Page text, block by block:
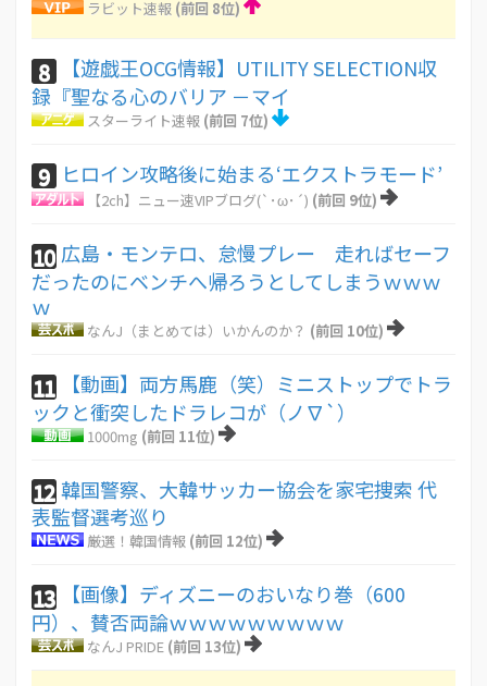
ラビット速報 (前回 8位)
8
【遊戯王OCG情報】UTILITY SELECTION収
録『聖なる心のバリア －マイ
スターライト速報 (前回 7位)
9 ヒロイン攻略後に始まる‘エクストラモード’
【2ch】ニュー速VIPブログ(`･ω･´) (前回 9位)
10 広島・モンテロ、怠慢プレー 走ればセーフ
だったのにベンチへ帰ろうとしてしまうｗｗｗ
ｗ
なんJ（まとめては）いかんのか？ (前回 10位)
11
【動画】両方馬鹿（笑）ミニストップでトラ
ックと衝突したドラレコが（ノ∇`）
1000mg (前回 11位)
12韓国警察、大韓サッカー協会を家宅捜索 代
表監督選考巡り
厳選！韓国情報 (前回 12位)
13
【画像】ディズニーのおいなり巻（600
円）、賛否両論ｗｗｗｗｗｗｗｗｗ
なんJ PRIDE (前回 13位)